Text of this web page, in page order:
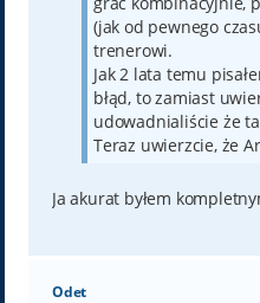
(jak od pewnego
trenerowi.
Jak 2 lata temu
błąd, to zamiast
udowadnialiście że
Teraz uwierzcie, że
Ja akurat byłem
Odet